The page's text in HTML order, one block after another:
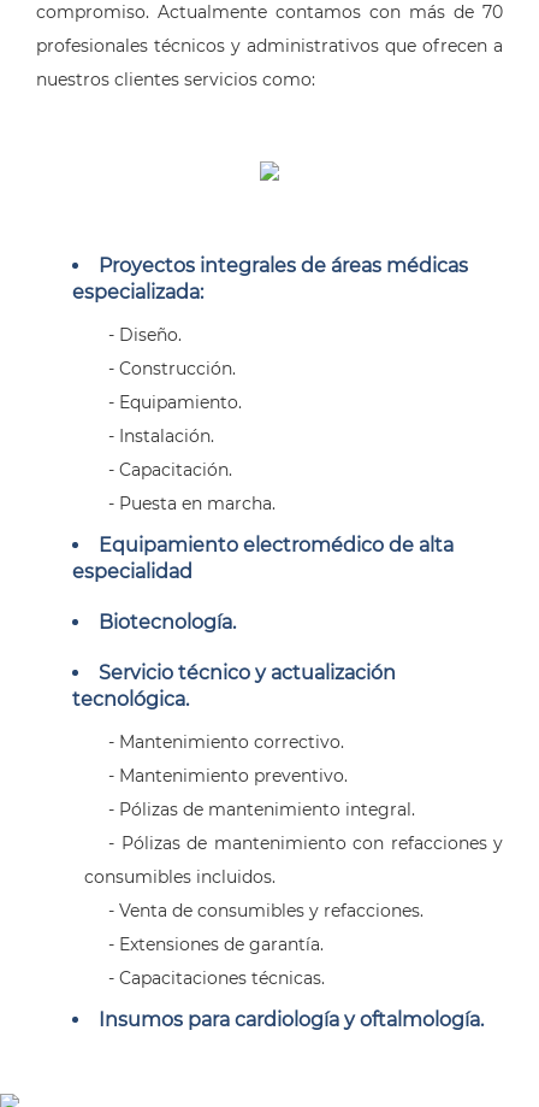
compromiso. Actualmente contamos con más de 70
profesionales técnicos y administrativos que ofrecen a
nuestros clientes servicios como:
Proyectos integrales de áreas médicas
especializada:
- Diseño.
- Construcción.
- Equipamiento.
- Instalación.
- Capacitación.
- Puesta en marcha.
Equipamiento electromédico de alta
especialidad
Biotecnología.
Servicio técnico y actualización
tecnológica.
- Mantenimiento correctivo.
- Mantenimiento preventivo.
- Pólizas de mantenimiento integral.
- Pólizas de mantenimiento con refacciones y
consumibles incluidos.
- Venta de consumibles y refacciones.
- Extensiones de garantía.
- Capacitaciones técnicas.
Insumos para cardiología y oftalmología.